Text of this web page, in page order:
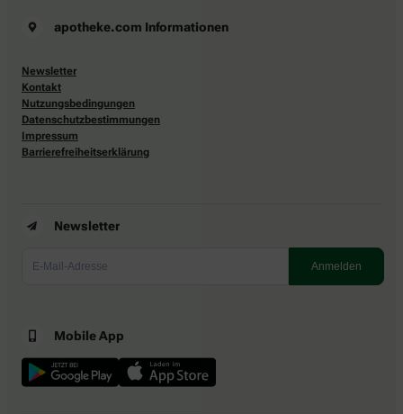
apotheke.com Informationen
Newsletter
Kontakt
Nutzungsbedingungen
Datenschutzbestimmungen
Impressum
Barrierefreiheitserklärung
Newsletter
Mobile App